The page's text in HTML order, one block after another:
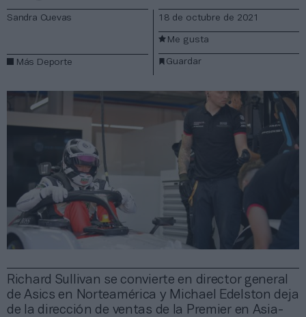
Richard Sullivan se convierte en director general
de Asics en Norteamérica y Michael Edelston deja
de la dirección de ventas de la Premier en Asia-
Sandra Cuevas
Más Deporte
18 de octubre de 2021
Guardar
Me gusta